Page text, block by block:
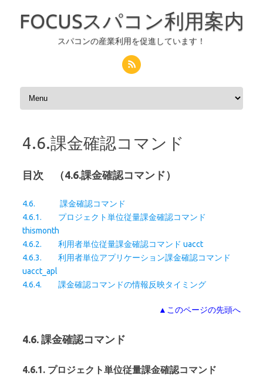
FOCUSスパコン利用案内
スパコンの産業利用を促進しています！
コンテンツへスキップ
4.6.課金確認コマンド
目次 （4.6.課金確認コマンド）
4.6. 課金確認コマンド
4.6.1. プロジェクト単位従量課金確認コマンド
thismonth
4.6.2. 利用者単位従量課金確認コマンド uacct
4.6.3. 利用者単位アプリケーション課金確認コマンド
uacct_apl
4.6.4. 課金確認コマンドの情報反映タイミング
▲このページの先頭へ
4.6. 課金確認コマンド
4.6.1. プロジェクト単位従量課金確認コマンド